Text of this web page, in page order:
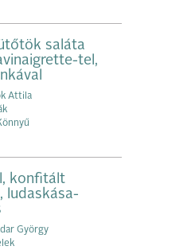
saláta
tel,
Attila
konfitált
ludaskása-
György